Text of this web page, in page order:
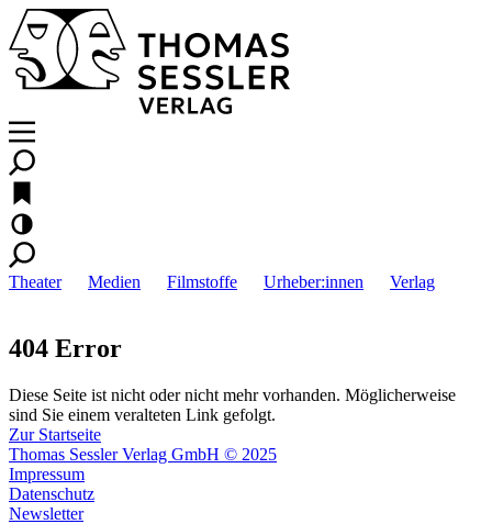
Theater Medien Filmstoffe Urheber:innen Verlag
404 Error
Diese Seite ist nicht oder nicht mehr vorhanden. Möglicherweise
sind Sie einem veralteten Link gefolgt.
Zur Startseite
Thomas Sessler Verlag GmbH © 2025
Impressum
Datenschutz
Newsletter